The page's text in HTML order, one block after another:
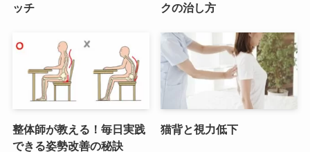
ッチ
クの治し方
整体師が教える！毎日実践
できる姿勢改善の秘訣
猫背と視力低下